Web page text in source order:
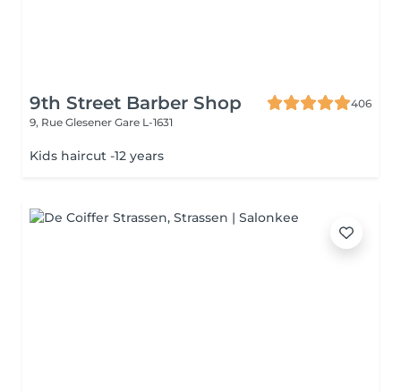
9th Street Barber Shop
406
9, Rue Glesener Gare L-1631
Kids haircut -12 years